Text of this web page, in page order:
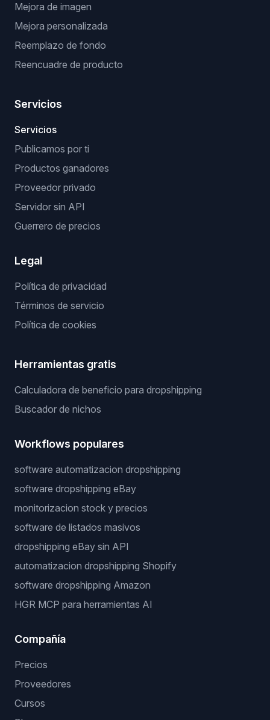
Mejora de imagen
Mejora personalizada
Reemplazo de fondo
Reencuadre de producto
Servicios
Servicios
Publicamos por ti
Productos ganadores
Proveedor privado
Servidor sin API
Guerrero de precios
Legal
Política de privacidad
Términos de servicio
Política de cookies
Herramientas gratis
Calculadora de beneficio para dropshipping
Buscador de nichos
Workflows populares
software automatizacion dropshipping
software dropshipping eBay
monitorizacion stock y precios
software de listados masivos
dropshipping eBay sin API
automatizacion dropshipping Shopify
software dropshipping Amazon
HGR MCP para herramientas AI
Compañía
Precios
Proveedores
Cursos